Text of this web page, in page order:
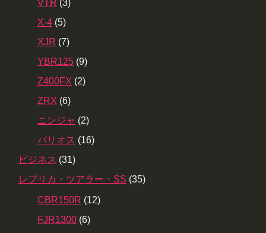
VTR (3)
X-4 (5)
XJR (7)
YBR125 (9)
Z400FX (2)
ZRX (6)
ニンジャ (2)
バリオス (16)
ビジネス (31)
レプリカ・ツアラー・SS (35)
CBR150R (12)
FJR1300 (6)